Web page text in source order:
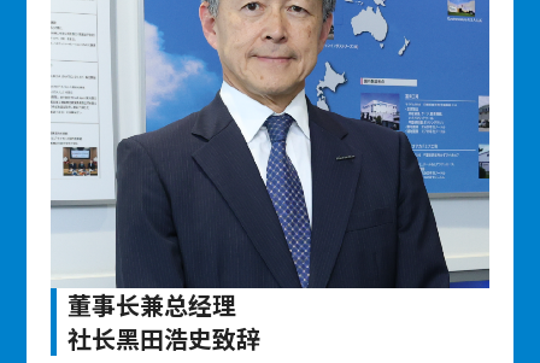
董事长兼总经理
社长黑田浩史致辞